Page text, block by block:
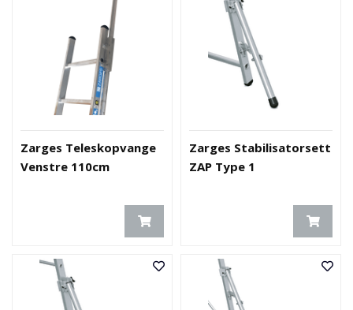
Zarges Teleskopvange
Venstre 110cm
Zarges Stabilisatorsett
ZAP Type 1